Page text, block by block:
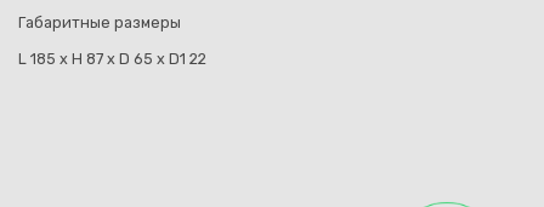
Габаритные размеры
L 185 х H 87 х D 65 х D1 22